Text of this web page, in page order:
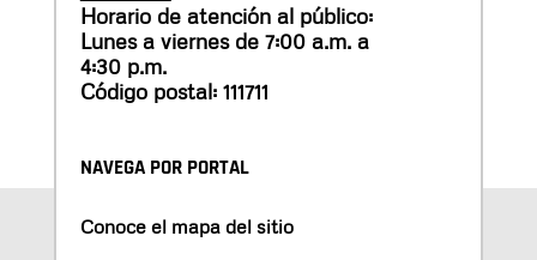
Horario de atención al público:
Lunes a viernes de 7:00 a.m. a
4:30 p.m.
Código postal: 111711
NAVEGA POR PORTAL
Conoce el mapa del sitio